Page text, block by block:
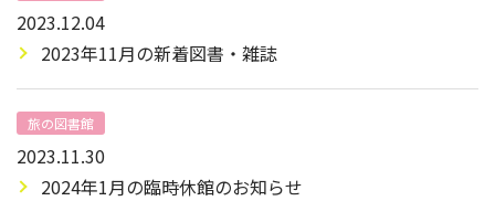
2023.12.04
2023年11月の新着図書・雑誌
旅の図書館
2023.11.30
2024年1月の臨時休館のお知らせ